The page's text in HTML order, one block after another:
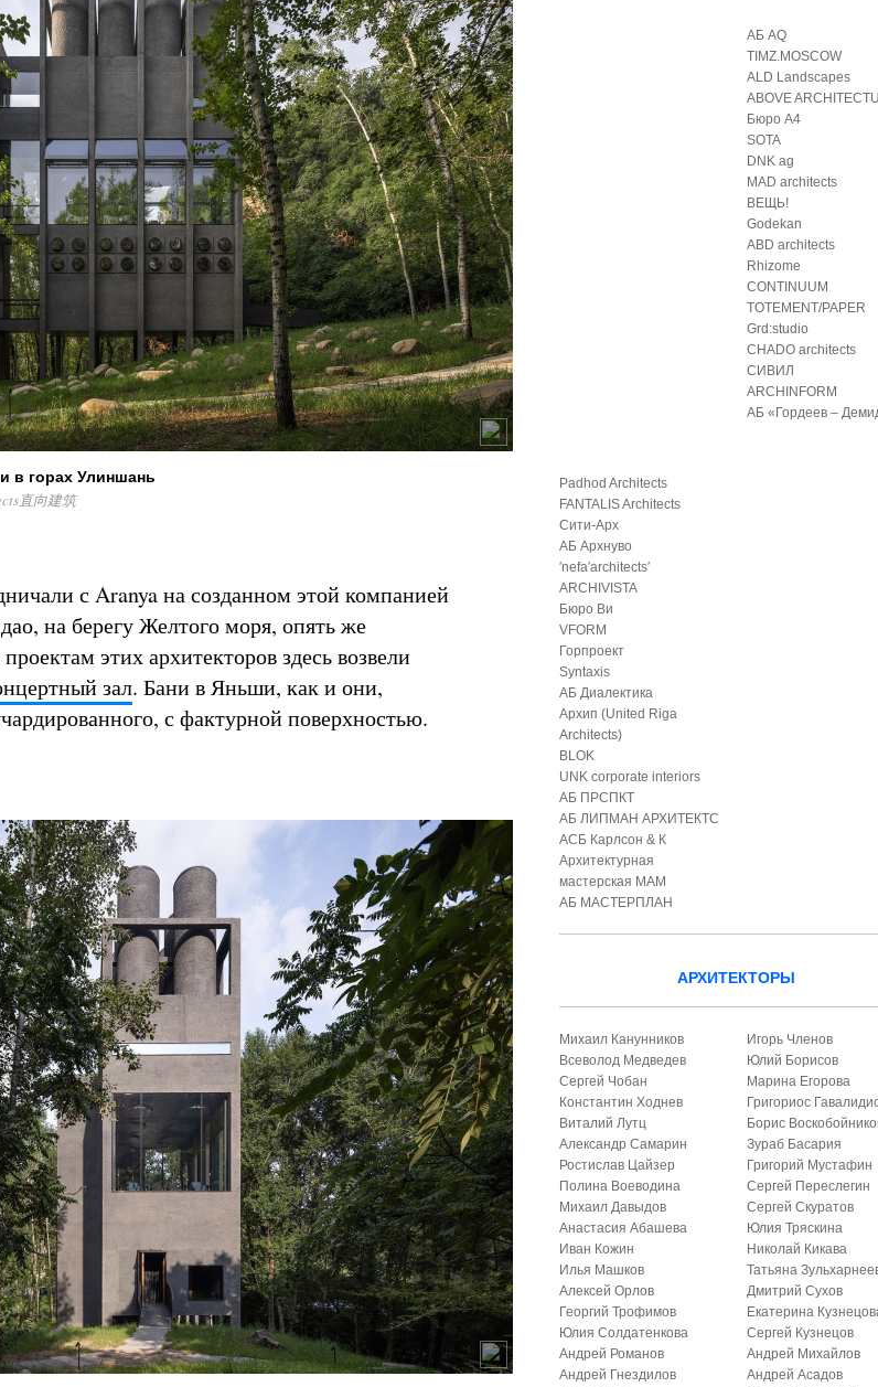
в горах Улиншань
直向建筑
с Aranya на созданном этой компанией
на берегу Желтого моря, опять же
этих архитекторов здесь возвели
зал. Бани в Яньши, как и они,
с фактурной поверхностью.
АБ AQ
TIMZ.MOSCOW
ALD Landscapes
ABOVE
Бюро А4
SOTA
DNK ag
MAD architects
ВЕЩЬ!
Godekan
ABD architects
Rhizome
CONTINUUM
TOTEMENT/PAPER
Grd:studio
CHADO architects
СИВИЛ
ARCHINFORM
АБ «Гордеев –
Padhod Architects
FANTALIS Architects
Сити-Арх
АБ Архнуво
′nefa′architects′
ARCHIVISTA
Бюро Ви
VFORM
Горпроект
Syntaxis
АБ Диалектика
Архип (United Riga
Architects)
BLOK
UNK corporate interiors
АБ ПРСПКТ
АБ ЛИПМАН АРХИТЕКТС
АСБ Карлсон & К
Архитектурная
мастерская МАМ
АБ МАСТЕРПЛАН
АРХИТЕКТОРЫ
Михаил Канунников
Всеволод Медведев
Сергей Чобан
Константин Ходнев
Виталий Лутц
Александр Самарин
Ростислав Цайзер
Полина Воеводина
Михаил Давыдов
Анастасия Абашева
Иван Кожин
Илья Машков
Алексей Орлов
Георгий Трофимов
Юлия Солдатенкова
Андрей Романов
Андрей Гнездилов
Игорь Членов
Юлий Борисов
Марина Егорова
Григориос
Борис
Зураб Басария
Григорий Мустафин
Сергей Переслегин
Сергей Скуратов
Юлия Тряскина
Николай Кикава
Татьяна
Дмитрий Сухов
Екатерина
Сергей Кузнецов
Андрей Михайлов
Андрей Асадов